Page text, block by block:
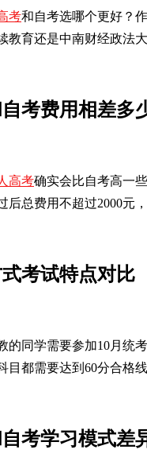
考和自考选哪个更好？
教育还是中南财经政法
考费用相差多
高考确实会比自考高一
后总费用不超过2000元
考试特点对比
的同学需要参加10月统
都需要达到60分合格
考学习模式差